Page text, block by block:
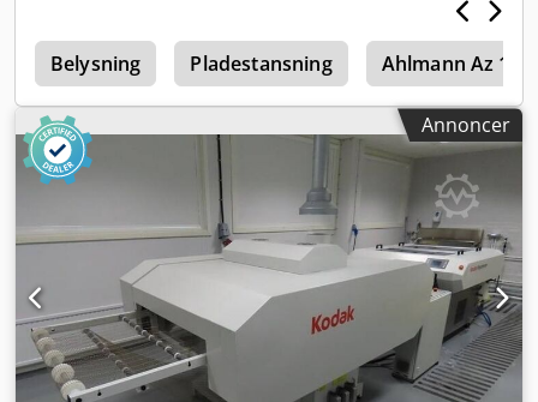
Belysning Pladestansning Ahlmann Az 150
Annoncer